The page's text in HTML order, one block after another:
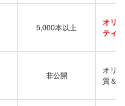
5,000本以上
オリ
ティ
非公開
オリ
質＆